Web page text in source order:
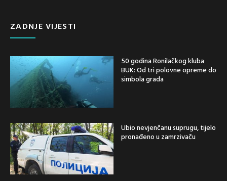
ZADNJE VIJESTI
50 godina Ronilačkog kluba
BUK: Od tri polovne opreme do
simbola grada
Ubio nevjenčanu suprugu, tijelo
pronađeno u zamrzivaču